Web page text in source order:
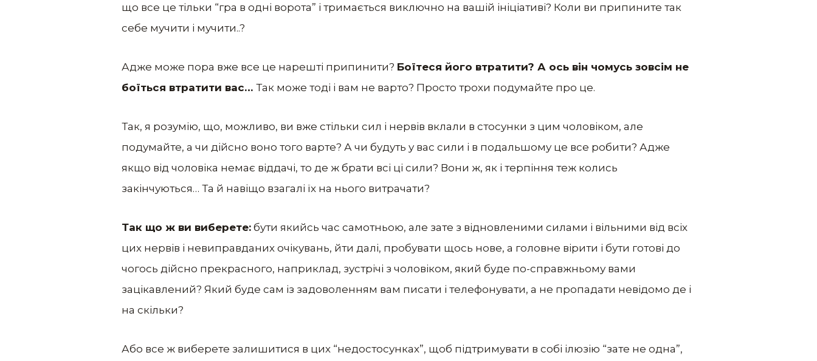
що все це тільки “гра в одні ворота” і тримається виключно на вашій ініціативі? Коли ви припините так
себе мучити і мучити..?
Адже може пора вже все це нарешті припинити? Боїтеся його втратити? А ось він чомусь зовсім не
боїться втратити вас… Так може тоді і вам не варто? Просто трохи подумайте про це.
Так, я розумію, що, можливо, ви вже стільки сил і нервів вклали в стосунки з цим чоловіком, але
подумайте, а чи дійсно воно того варте? А чи будуть у вас сили і в подальшому це все робити? Адже
якщо від чоловіка немає віддачі, то де ж брати всі ці сили? Вони ж, як і терпіння теж колись
закінчуються… Та й навіщо взагалі їх на нього витрачати?
Так що ж ви виберете:бути якийсь час самотньою, але зате з відновленими силами і вільними від всіх
цих нервів і невиправданих очікувань, йти далі, пробувати щось нове, а головне вірити і бути готові до
чогось дійсно прекрасного, наприклад, зустрічі з чоловіком, який буде по-справжньому вами
зацікавлений? Який буде сам із задоволенням вам писати і телефонувати, а не пропадати невідомо де і
на скільки?
Або все ж виберете залишитися в цих “недостосунках”, щоб підтримувати в собі ілюзію “зате не одна”,